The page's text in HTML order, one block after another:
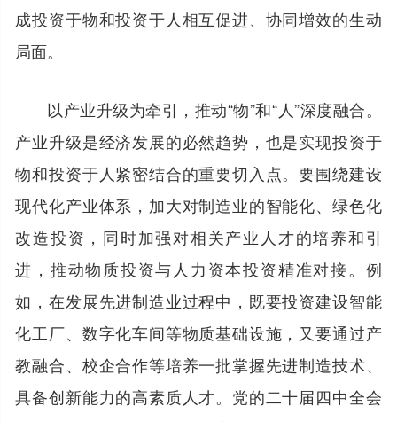
成投资于物和投资于人相互促进、协同增效的生动
局面。
以产业升级为牵引，推动“物”和“人”深度融合。
产业升级是经济发展的必然趋势，也是实现投资于
物和投资于人紧密结合的重要切入点。要围绕建设
现代化产业体系，加大对制造业的智能化、绿色化
改造投资，同时加强对相关产业人才的培养和引
进，推动物质投资与人力资本投资精准对接。例
如，在发展先进制造业过程中，既要投资建设智能
化工厂、数字化车间等物质基础设施，又要通过产
教融合、校企合作等培养一批掌握先进制造技术、
具备创新能力的高素质人才。党的二十届四中全会